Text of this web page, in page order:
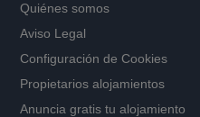
Quiénes somos
Aviso Legal
Configuración de Cookies
Propietarios alojamientos
Anuncia gratis tu alojamiento